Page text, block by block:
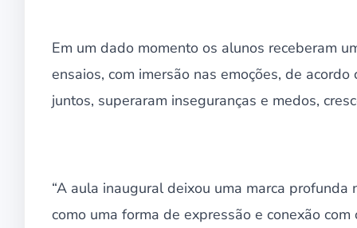
Em um dado momento os alunos receberam
ensaios, com imersão nas emoções, de
juntos, superaram inseguranças e medos,
“A aula inaugural deixou uma marca
como uma forma de expressão e conexão